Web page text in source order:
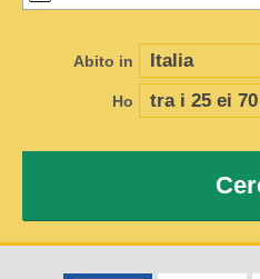
Abito in
Ho